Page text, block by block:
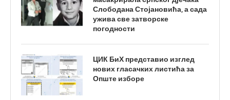
Слободана Стојановића, а сада
ужива све затворске
погодности
ЦИК БиХ представио изглед
нових гласачких листића за
Опште изборе